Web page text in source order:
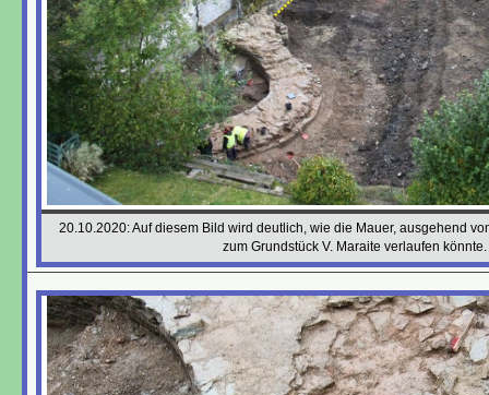
20.10.2020: Auf diesem Bild wird deutlich, wie die Mauer, ausgehend
zum Grundstück V. Maraite verlaufen könnte.